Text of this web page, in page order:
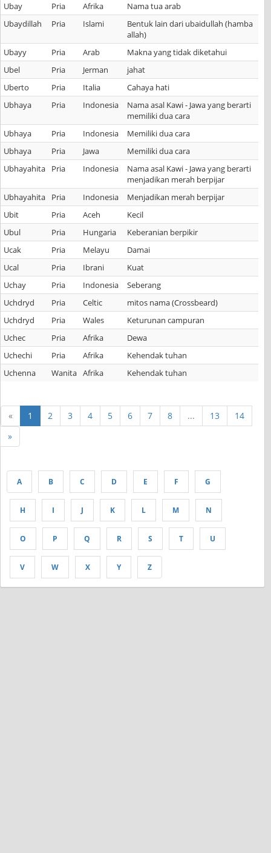
Ubay
Pria Afrika
Nama tua arab
Ubaydillah
Pria Islami
Bentuk lain dari ubaidullah (hamba
allah)
Ubayy
Pria Arab
Makna yang tidak diketahui
Ubel
Pria Jerman
jahat
Uberto
Pria Italia
Cahaya hati
Ubhaya
Pria Indonesia
Nama asal Kawi - Jawa yang berarti
memiliki dua cara
Ubhaya
Pria Indonesia
Memiliki dua cara
Ubhaya
Pria Jawa
Memiliki dua cara
Ubhayahita
Pria Indonesia
Nama asal Kawi - Jawa yang berarti
menjadikan merah berpijar
Ubhayahita
Pria Indonesia
Menjadikan merah berpijar
Ubit
Pria Aceh
Kecil
Ubul
Pria Hungaria
Keberanian berpikir
Ucak
Pria Melayu
Damai
Ucal
Pria Ibrani
Kuat
Uchay
Pria Indonesia
Seberang
Uchdryd
Pria Celtic
mitos nama (Crossbeard)
Uchdryd
Pria Wales
Keturunan campuran
Uchec
Pria Afrika
Dewa
Uchechi
Pria Afrika
Kehendak tuhan
Uchenna
Wanita Afrika Kehendak tuhan
« 1 2 3 4 5 6 7 8 ... 13
14
»
A B C D E F G
H I J K L M N
O P Q R S T U
V W X Y Z